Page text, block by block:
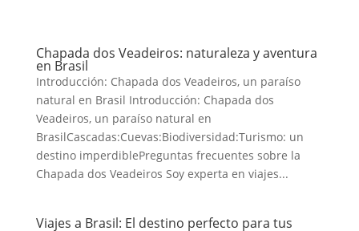
Chapada dos Veadeiros: naturaleza y aventura
en Brasil
Introducción: Chapada dos Veadeiros, un paraíso
natural en Brasil Introducción: Chapada dos
Veadeiros, un paraíso natural en
BrasilCascadas:Cuevas:Biodiversidad:Turismo: un
destino imperdiblePreguntas frecuentes sobre la
Chapada dos Veadeiros Soy experta en viajes...
Viajes a Brasil: El destino perfecto para tus